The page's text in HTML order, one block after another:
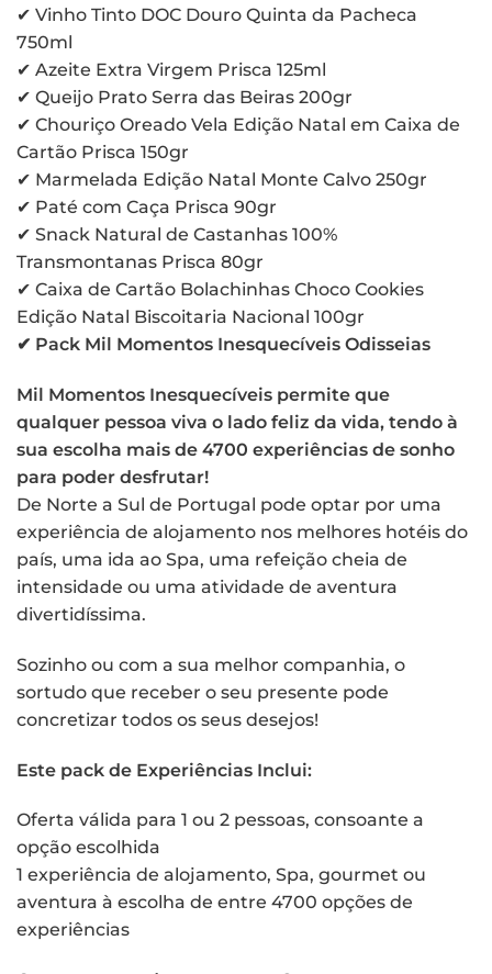
✔ Vinho Tinto DOC Douro Quinta da Pacheca
750ml
✔ Azeite Extra Virgem Prisca 125ml
✔ Queijo Prato Serra das Beiras 200gr
✔ Chouriço Oreado Vela Edição Natal em Caixa de
Cartão Prisca 150gr
✔ Marmelada Edição Natal Monte Calvo 250gr
✔ Paté com Caça Prisca 90gr
✔ Snack Natural de Castanhas 100%
Transmontanas Prisca 80gr
✔ Caixa de Cartão Bolachinhas Choco Cookies
Edição Natal Biscoitaria Nacional 100gr
✔ Pack Mil Momentos Inesquecíveis Odisseias
Mil Momentos Inesquecíveis permite que
qualquer pessoa viva o lado feliz da vida, tendo à
sua escolha mais de 4700 experiências de sonho
para poder desfrutar!
De Norte a Sul de Portugal pode optar por uma
experiência de alojamento nos melhores hotéis do
país, uma ida ao Spa, uma refeição cheia de
intensidade ou uma atividade de aventura
divertidíssima.
Sozinho ou com a sua melhor companhia, o
sortudo que receber o seu presente pode
concretizar todos os seus desejos!
Este pack de Experiências Inclui:
Oferta válida para 1 ou 2 pessoas, consoante a
opção escolhida
1 experiência de alojamento, Spa, gourmet ou
aventura à escolha de entre 4700 opções de
experiências